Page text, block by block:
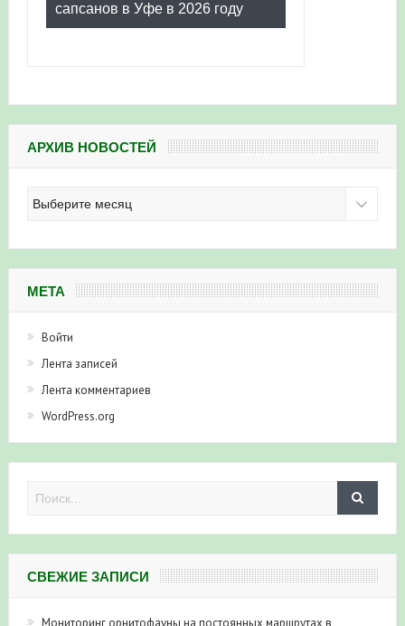
сапсанов в Уфе в 2026 году
АРХИВ НОВОСТЕЙ
новостей
МЕТА
Войти
Лента записей
Лента комментариев
WordPress.org
СВЕЖИЕ ЗАПИСИ